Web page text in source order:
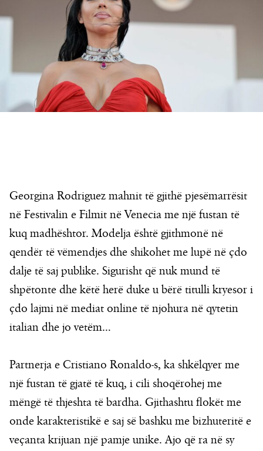
Georgina Rodriguez mahnit të gjithë pjesëmarrësit
në Festivalin e Filmit në Venecia me një fustan të
kuq madhështor. Modelja është gjithmonë në
qendër të vëmendjes dhe shikohet me lupë në çdo
dalje të saj publike. Sigurisht që nuk mund të
shpëtonte dhe këtë herë duke u bërë titulli kryesor i
çdo lajmi në mediat online të njohura në qytetin
italian dhe jo vetëm…
Partnerja e Cristiano Ronaldo-s, ka shkëlqyer me
një fustan të gjatë të kuq, i cili shoqërohej me
mëngë të thjeshta të bardha. Gjithashtu flokët me
onde karakteristikë e saj së bashku me bizhuteritë e
veçanta krijuan një pamje unike. Ajo që ra në sy